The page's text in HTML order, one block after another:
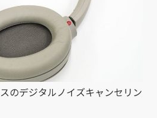
のデジタルノイズキャンセリン